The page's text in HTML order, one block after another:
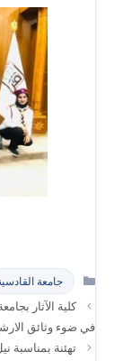
التصنيفات
جامعة
كلية الآثار
في ضوء وثائق
تهئنة بمناسبة